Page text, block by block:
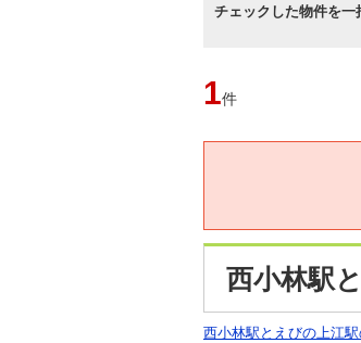
チェックした物件を一
1件
西小林駅
西小林駅とえびの上江